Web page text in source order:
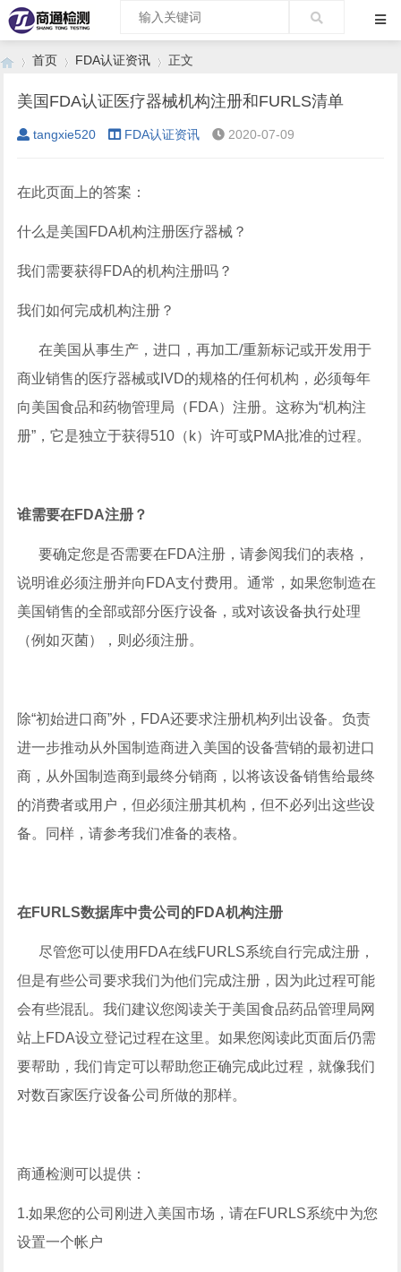
›
首页
›
FDA认证资讯
›
正文
美国FDA认证医疗器械机构注册和FURLS清单
tangxie520 FDA认证资讯 2020-07-09
在此页面上的答案：
什么是美国FDA机构注册医疗器械？
我们需要获得FDA的机构注册吗？
我们如何完成机构注册？
在美国从事生产，进口，再加工/重新标记或开发用于
商业销售的医疗器械或IVD的规格的任何机构，必须每年
向美国食品和药物管理局（FDA）注册。这称为“机构注
册”，它是独立于获得510（k）许可或PMA批准的过程。
谁需要在FDA注册？
要确定您是否需要在FDA注册，请参阅我们的表格，
说明谁必须注册并向FDA支付费用。通常，如果您制造在
美国销售的全部或部分医疗设备，或对该设备执行处理
（例如灭菌），则必须注册。
除“初始进口商”外，FDA还要求注册机构列出设备。负责
进一步推动从外国制造商进入美国的设备营销的最初进口
商，从外国制造商到最终分销商，以将该设备销售给最终
的消费者或用户，但必须注册其机构，但不必列出这些设
备。同样，请参考我们准备的表格。
在FURLS数据库中贵公司的FDA机构注册
尽管您可以使用FDA在线FURLS系统自行完成注册，
但是有些公司要求我们为他们完成注册，因为此过程可能
会有些混乱。我们建议您阅读关于美国食品药品管理局网
站上FDA设立登记过程在这里。如果您阅读此页面后仍需
要帮助，我们肯定可以帮助您正确完成此过程，就像我们
对数百家医疗设备公司所做的那样。
商通检测可以提供：
1.如果您的公司刚进入美国市场，请在FURLS系统中为您
设置一个帐户